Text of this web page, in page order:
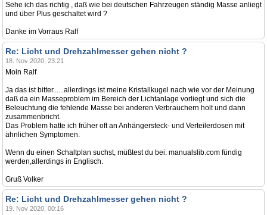
Sehe ich das richtig , daß wie bei deutschen Fahrzeugen ständig Masse anliegt
und über Plus geschaltet wird ?
Danke im Vorraus Ralf
Re: Licht und Drehzahlmesser gehen nicht ?
18. Nov 2020, 23:21
Moin Ralf
Ja das ist bitter......allerdings ist meine Kristallkugel nach wie vor der Meinung
daß da ein Masseproblem im Bereich der Lichtanlage vorliegt und sich die
Beleuchtung die fehlende Masse bei anderen Verbrauchern holt und dann
zusammenbricht.
Das Problem hatte ich früher oft an Anhängersteck- und Verteilerdosen mit
ähnlichen Symptomen.
Wenn du einen Schaltplan suchst, müßtest du bei: manualslib.com fündig
werden,allerdings in Englisch.
Gruß Volker
Re: Licht und Drehzahlmesser gehen nicht ?
19. Nov 2020, 00:16